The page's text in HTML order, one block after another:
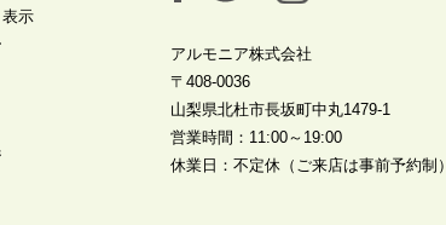
示
アルモニア株式会社
〒408-0036
山梨県北杜市長坂町中丸1479-1
営業時間：11:00～19:00
休業日：不定休（ご来店は事前予約制）